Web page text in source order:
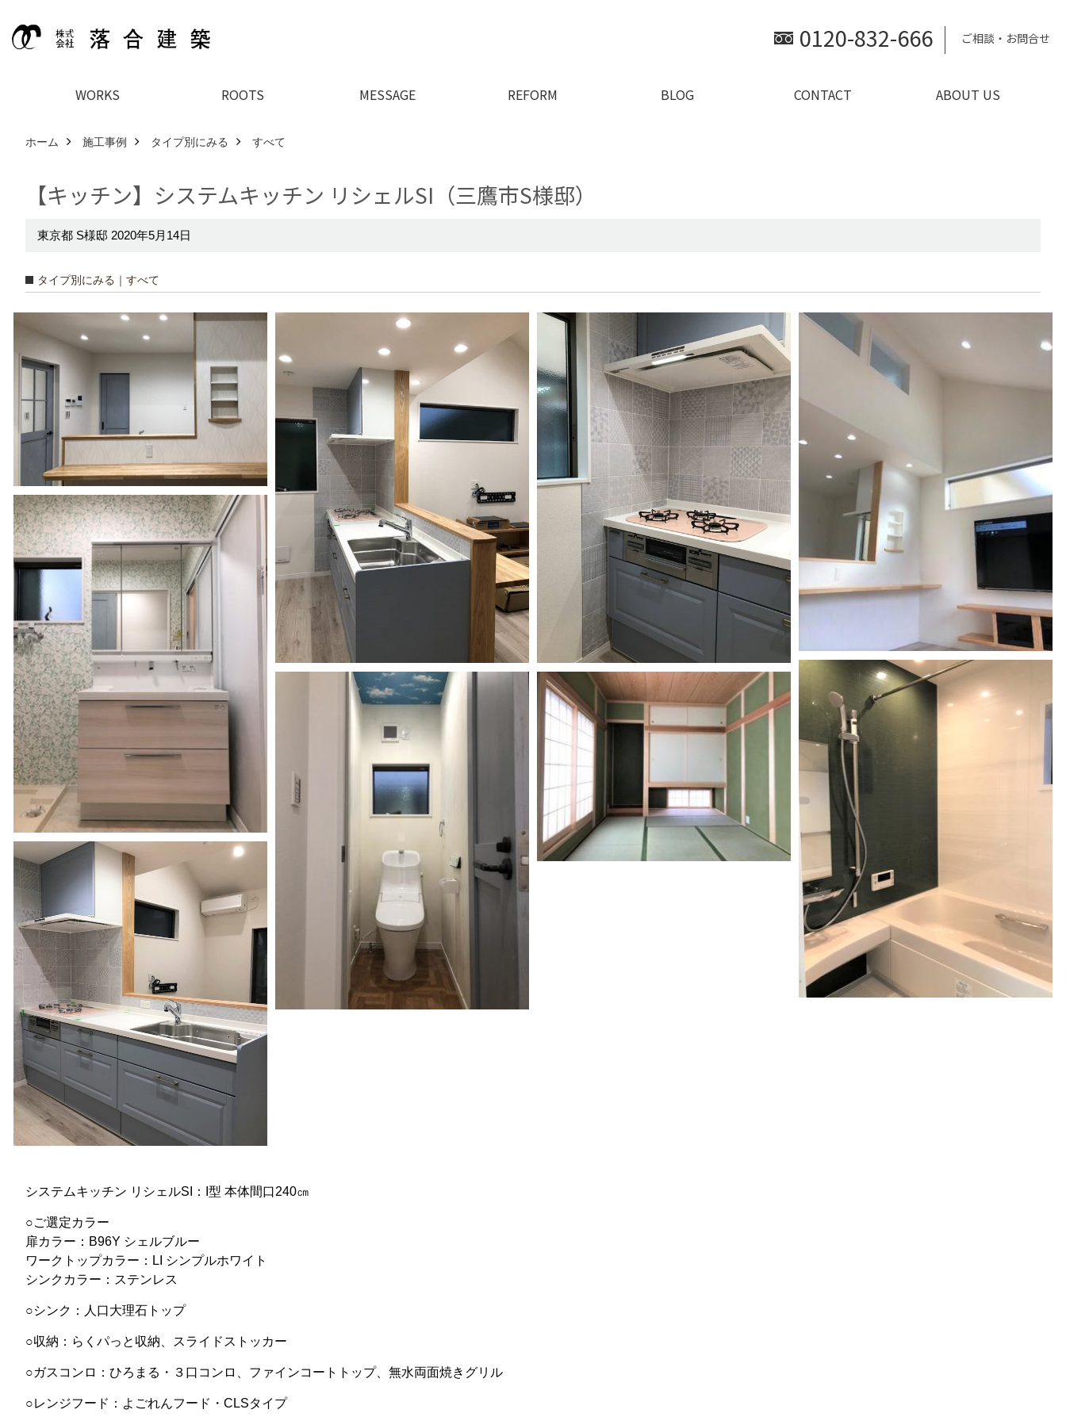
0120-832-666 ご相談・お問合せ
WORKS ROOTS MESSAGE REFORM BLOG CONTACT ABOUT US
ホーム 施工事例 タイプ別にみる すべて
【キッチン】システムキッチン リシェルSI（三鷹市S様邸）
東京都 S様邸 2020年5月14日
タイプ別にみる｜すべて
システムキッチン リシェルSI：I型 本体間口240㎝
○ご選定カラー
扉カラー：B96Y シェルブルー
ワークトップカラー：LI シンプルホワイト
シンクカラー：ステンレス
○シンク：人口大理石トップ
○収納：らくパっと収納、スライドストッカー
○ガスコンロ：ひろまる・３口コンロ、ファインコートトップ、無水両面焼きグリル
○レンジフード：よごれんフード・CLSタイプ